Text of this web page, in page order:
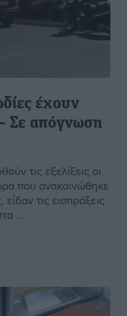
έχουν
Σε απόγνωση
τις εξελίξεις οι
που ανακοινώθηκε
τις εισπράξεις
...